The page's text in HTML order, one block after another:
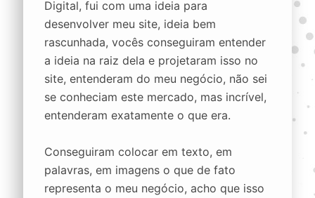
Digital, fui com uma ideia para
desenvolver meu site, ideia bem
rascunhada, vocês conseguiram entender
a ideia na raiz dela e projetaram isso no
site, entenderam do meu negócio, não sei
se conheciam este mercado, mas incrível,
entenderam exatamente o que era.
Conseguiram colocar em texto, em
palavras, em imagens o que de fato
representa o meu negócio, acho que isso